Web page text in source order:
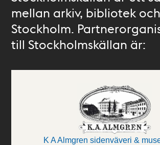
mellan arkiv, bibliotek
Stockholm.
till Stockholmskällan är:
K A Almgren sidenväveri &